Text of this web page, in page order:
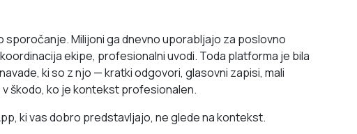
Milijoni ga dnevno uporabljajo za poslovno
ekipe, profesionalni uvodi. Toda platforma je bila
ki so z njo — kratki odgovori, glasovni zapisi, mali
škodo, ko je kontekst profesionalen.
ki vas dobro predstavljajo, ne glede na kontekst.